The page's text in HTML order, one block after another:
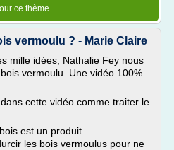
ce thème
vermoulu ? - Marie Claire
mille idées, Nathalie Fey nous
vermoulu. Une vidéo 100%
cette vidéo comme traiter le
est un produit
les bois vermoulus pour ne